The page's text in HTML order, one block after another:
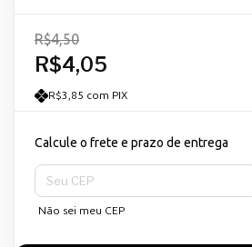
R$4,05
R$4,50
R$3,85 com PIX
Calcule o frete e prazo de entrega
Entregas para o CEP:
Não sei meu CEP